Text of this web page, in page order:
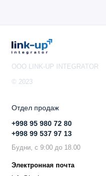
OOO LINK-UP INTEGRATOR
© 2023
Отдел продаж
+998 95 980 72 80
+998 99 537 97 13
Будни, с 9:00 до 18.00
Электронная почта